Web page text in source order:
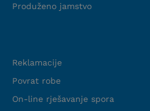
Produženo jamstvo
Reklamacije
Povrat robe
On-line rješavanje spora